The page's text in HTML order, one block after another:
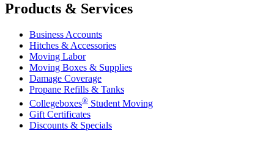
Products & Services
Business Accounts
Hitches & Accessories
Moving Labor
Moving Boxes & Supplies
Damage Coverage
Propane Refills & Tanks
Collegeboxes® Student Moving
Gift Certificates
Discounts & Specials